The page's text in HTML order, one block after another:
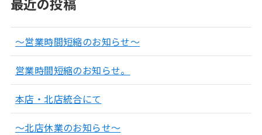
最近の投稿
～営業時間短縮のお知らせ～
営業時間短縮のお知らせ。
本店・北店統合にて
～北店休業のお知らせ～